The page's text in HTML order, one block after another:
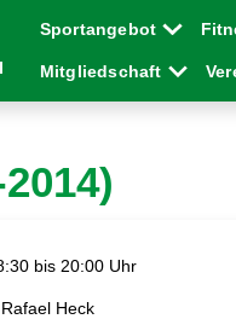
Sportangebot
Mitgliedschaft
bis 20:00 Uhr
Heck